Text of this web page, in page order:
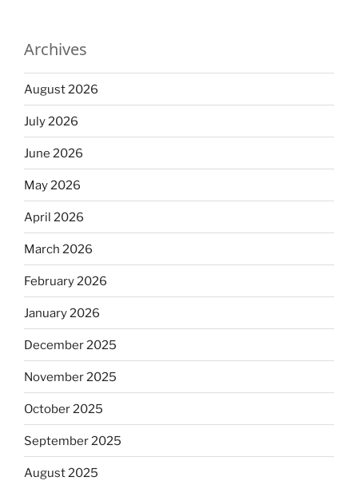
Archives
August 2026
July 2026
June 2026
May 2026
April 2026
March 2026
February 2026
January 2026
December 2025
November 2025
October 2025
September 2025
August 2025